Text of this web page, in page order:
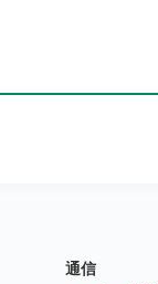
通信